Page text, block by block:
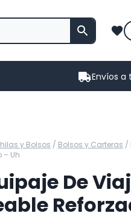
Envíos a
y Bolsos / Bolsos y Carteras /
– Uh
De